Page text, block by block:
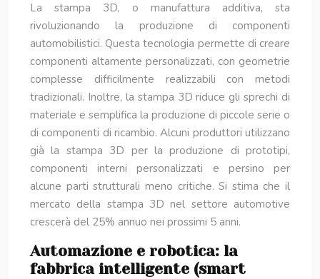
La stampa 3D, o manufattura additiva, sta
rivoluzionando la produzione di componenti
automobilistici. Questa tecnologia permette di creare
componenti altamente personalizzati, con geometrie
complesse difficilmente realizzabili con metodi
tradizionali. Inoltre, la stampa 3D riduce gli sprechi di
materiale e semplifica la produzione di piccole serie o
di componenti di ricambio. Alcuni produttori utilizzano
già la stampa 3D per la produzione di prototipi,
componenti interni personalizzati e persino per
alcune parti strutturali meno critiche. Si stima che il
mercato della stampa 3D nel settore automotive
crescerà del 25% annuo nei prossimi 5 anni.
Automazione e robotica: la
fabbrica intelligente (smart